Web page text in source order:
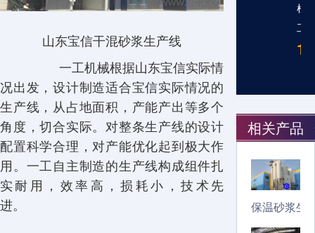
山东宝信干混砂浆生产线
一工机械根据山东宝信实际情
况出发，设计制造适合宝信实际情况的
生产线，从占地面积，产能产出等多个
角度，切合实际。对整条生产线的设计
配置科学合理，对产能优化起到极大作
用。一工自主制造的生产线构成组件扎
实耐用，效率高，损耗小，技术先
进。
杜
工
相关产品
保温砂浆生